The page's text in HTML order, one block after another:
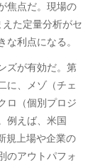
焦点だ。現場の
た定量分析がセ
な利点になる。
ズが有効だ。第
に、メゾ（チェ
ロ（個別プロジ
例えば、米国
規上場や企業の
のアウトパフォ